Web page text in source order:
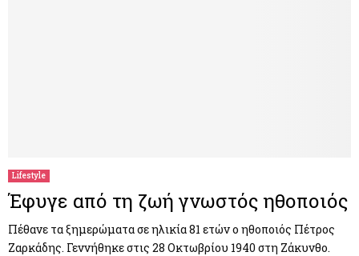
Lifestyle
Έφυγε από τη ζωή γνωστός ηθοποιός
Πέθανε τα ξημερώματα σε ηλικία 81 ετών ο ηθοποιός Πέτρος
Ζαρκάδης. Γεννήθηκε στις 28 Οκτωβρίου 1940 στη Ζάκυνθο.